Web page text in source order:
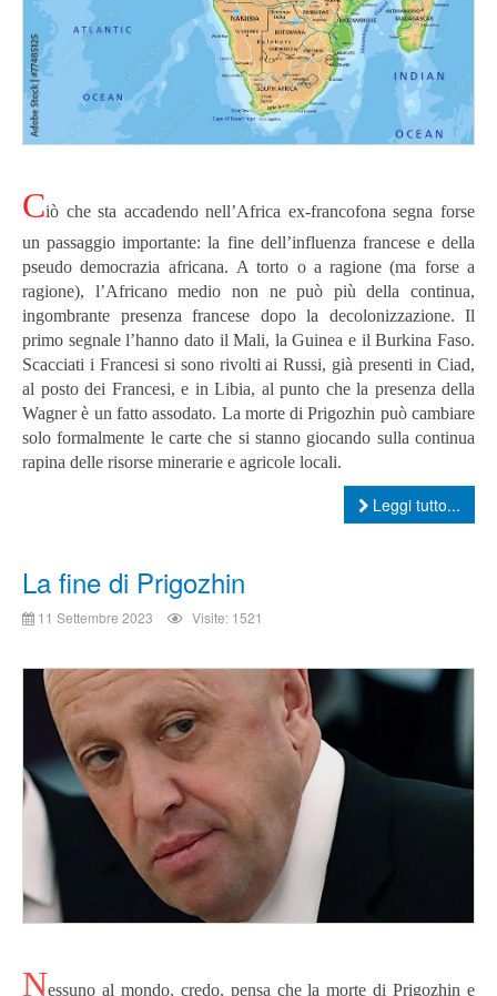
Ciò che sta accadendo nell’Africa ex-francofona segna forse
un passaggio importante: la fine dell’influenza francese e della
pseudo democrazia africana. A torto o a ragione (ma forse a
ragione), l’Africano medio non ne può più della continua,
ingombrante presenza francese dopo la decolonizzazione. Il
primo segnale l’hanno dato il Mali, la Guinea e il Burkina Faso.
Scacciati i Francesi si sono rivolti ai Russi, già presenti in Ciad,
al posto dei Francesi, e in Libia, al punto che la presenza della
Wagner è un fatto assodato. La morte di Prigozhin può cambiare
solo formalmente le carte che si stanno giocando sulla continua
rapina delle risorse minerarie e agricole locali.
Leggi tutto...
La fine di Prigozhin
11 Settembre 2023 Visite: 1521
Nessuno al mondo, credo, pensa che la morte di Prigozhin e